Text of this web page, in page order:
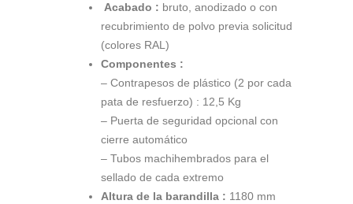
Acabado : bruto, anodizado o con
recubrimiento de polvo previa solicitud
(colores RAL)
Componentes :
– Contrapesos de plástico (2 por cada
pata de resfuerzo) : 12,5 Kg
– Puerta de seguridad opcional con
cierre automático
– Tubos machihembrados para el
sellado de cada extremo
Altura de la barandilla : 1180 mm